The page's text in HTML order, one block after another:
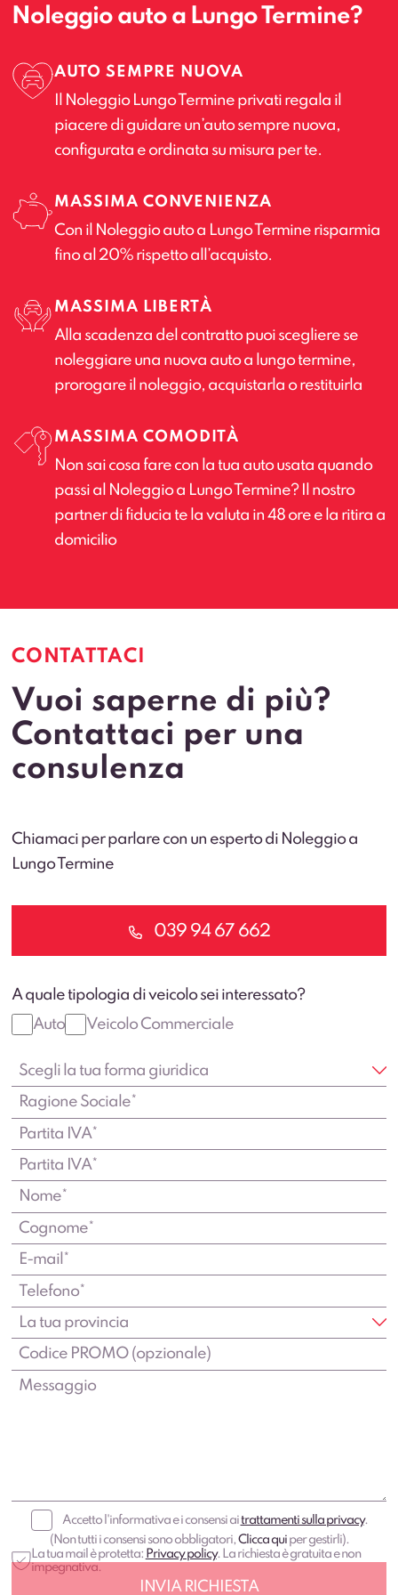
Noleggio auto a Lungo Termine?
AUTO SEMPRE NUOVA
Il Noleggio Lungo Termine privati regala il
piacere di guidare un’auto sempre nuova,
configurata e ordinata su misura per te.
MASSIMA CONVENIENZA
Con il Noleggio auto a Lungo Termine risparmia
fino al 20% rispetto all’acquisto.
MASSIMA LIBERTÀ
Alla scadenza del contratto puoi scegliere se
noleggiare una nuova auto a lungo termine,
prorogare il noleggio, acquistarla o restituirla
MASSIMA COMODITÀ
Non sai cosa fare con la tua auto usata quando
passi al Noleggio a Lungo Termine? Il nostro
partner di fiducia te la valuta in 48 ore e la ritira a
domicilio
CONTATTACI
Vuoi saperne di più?
Contattaci per una
consulenza
Chiamaci per parlare con un esperto di Noleggio a
Lungo Termine
039 94 67 662
A quale tipologia di veicolo sei interessato?
Auto
Veicolo Commerciale
Accetto l'informativa e i consensi aitrattamenti sulla privacy.
(Non tutti i consensi sono obbligatori,Clicca quiper gestirli).
La tua mail è protetta: Privacy policy. La richiesta è gratuita e non
impegnativa.